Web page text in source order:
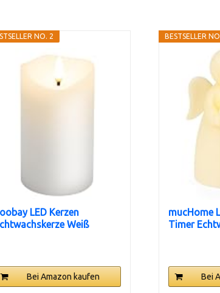
NO. 2
LED Kerzen
Weiß
Bei Amazon kaufen
BESTSELLER
mucHome
Timer
Bei